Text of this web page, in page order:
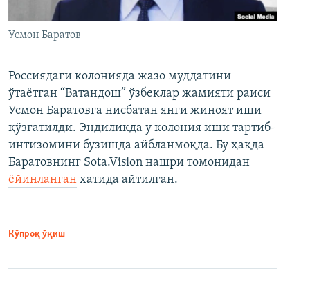
Усмон Баратов
Россиядаги колонияда жазо муддатини
ўтаётган “Ватандош” ўзбеклар жамияти раиси
Усмон Баратовга нисбатан янги жиноят иши
қўзғатилди. Эндиликда у колония иши тартиб-
интизомини бузишда айбланмоқда. Бу ҳақда
Баратовнинг Sota.Vision нашри томонидан
ёйинланган хатида айтилган.
Кўпроқ ўқиш